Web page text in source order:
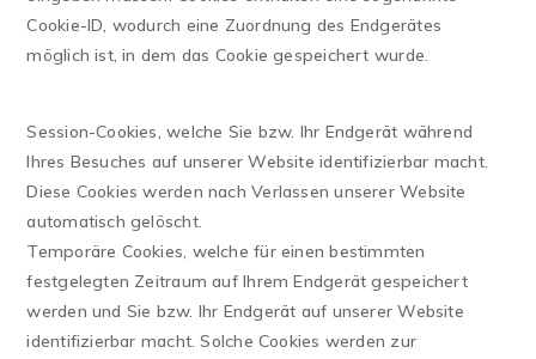
Cookie-ID, wodurch eine Zuordnung des Endgerätes
möglich ist, in dem das Cookie gespeichert wurde.
Session-Cookies, welche Sie bzw. Ihr Endgerät während
Ihres Besuches auf unserer Website identifizierbar macht.
Diese Cookies werden nach Verlassen unserer Website
automatisch gelöscht.
Temporäre Cookies, welche für einen bestimmten
festgelegten Zeitraum auf Ihrem Endgerät gespeichert
werden und Sie bzw. Ihr Endgerät auf unserer Website
identifizierbar macht. Solche Cookies werden zur